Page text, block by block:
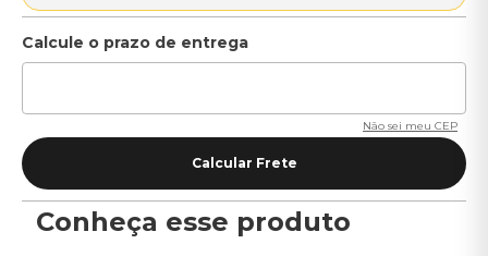
Não sei meu CEP
Conheça esse produto